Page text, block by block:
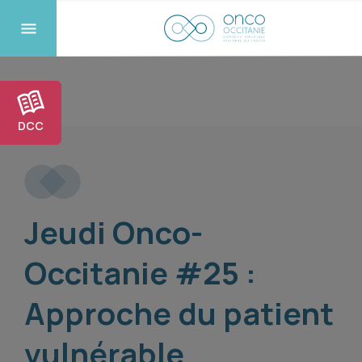
DCC
Jeudi Onco-
Occitanie #25 :
Approche du patient
vulnérable